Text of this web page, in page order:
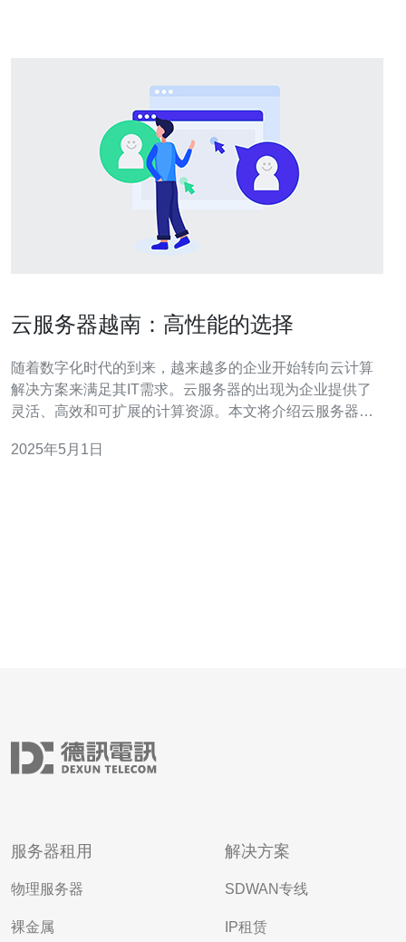
云服务器越南：高性能的选择
随着数字化时代的到来，越来越多的企业开始转向云计算
解决方案来满足其IT需求。云服务器的出现为企业提供了
灵活、高效和可扩展的计算资源。本文将介绍云服务器越
服务器越南作为一种高性能的选择，具有以下优势： 地理
2025年5月1日
服务器租用
物理服务器
裸金属
解决方案
SDWAN专线
IP租赁